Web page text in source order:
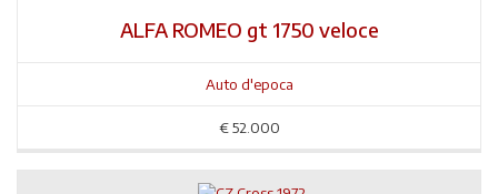
ALFA ROMEO gt 1750 veloce
Auto d'epoca
€ 52.000